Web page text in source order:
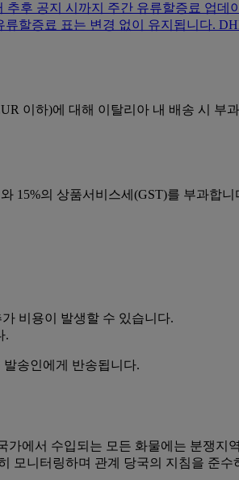
후 공지 시까지 주간 유류할증료 업데
할증료 표는 변경 없이 유지됩니다.
이하)에 대해 이탈리아 내 배송 시 부
15%의 상품서비스세(GST)를 부과합니
비용이 발생할 수 있습니다.
.
송인에게 반송됩니다.
에서 수입되는 모든 화물에는 분쟁지역
모니터링하며 관계 당국의 지침을 준